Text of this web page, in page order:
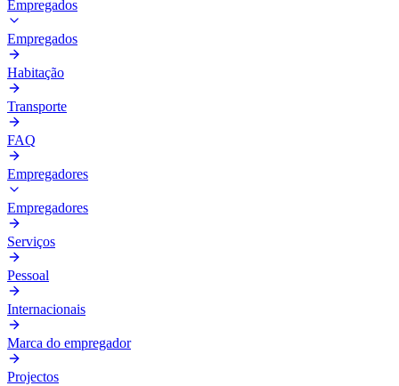
Empregados
Empregados
Habitação
Transporte
FAQ
Empregadores
Empregadores
Serviços
Pessoal
Internacionais
Marca do empregador
Projectos